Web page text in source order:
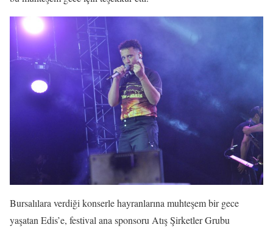
Bursalılara verdiği konserle hayranlarına muhteşem bir gece
yaşatan Edis’e, festival ana sponsoru Atış Şirketler Grubu